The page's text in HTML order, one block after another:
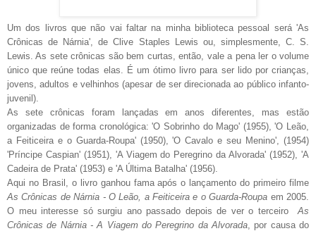
Um dos livros que não vai faltar na minha biblioteca pessoal será 'As
Crônicas de Nárnia', de Clive Staples Lewis ou, simplesmente, C. S.
Lewis. As sete crônicas são bem curtas, então, vale a pena ler o volume
único que reúne todas elas. É um ótimo livro para ser lido por crianças,
jovens, adultos e velhinhos (apesar de ser direcionada ao público infanto-
juvenil).
As sete crônicas foram lançadas em anos diferentes, mas estão
organizadas de forma cronológica: 'O Sobrinho do Mago' (1955), 'O Leão,
a Feiticeira e o Guarda-Roupa' (1950), 'O Cavalo e seu Menino', (1954)
'Príncipe Caspian' (1951), 'A Viagem do Peregrino da Alvorada' (1952), 'A
Cadeira de Prata' (1953) e 'A Última Batalha' (1956).
Aqui no Brasil, o livro ganhou fama após o lançamento do primeiro filme
As Crônicas de Nárnia - O Leão, a Feiticeira e o Guarda-Roupa em 2005.
O meu interesse só surgiu ano passado depois de ver o terceiro As
Crônicas de Nárnia - A Viagem do Peregrino da Alvorada , por causa do